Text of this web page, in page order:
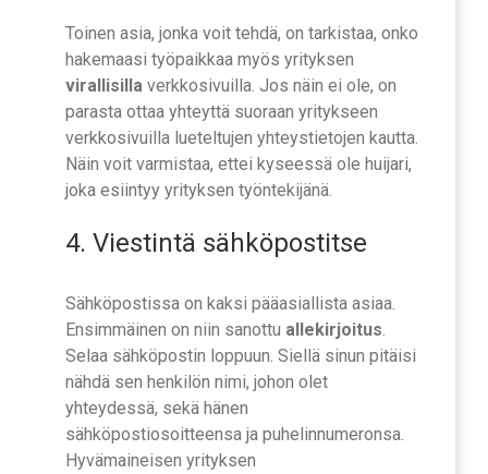
Toinen asia, jonka voit tehdä, on tarkistaa, onko
hakemaasi työpaikkaa myös yrityksen
virallisilla verkkosivuilla. Jos näin ei ole, on
parasta ottaa yhteyttä suoraan yritykseen
verkkosivuilla lueteltujen yhteystietojen kautta.
Näin voit varmistaa, ettei kyseessä ole huijari,
joka esiintyy yrityksen työntekijänä.
4. Viestintä sähköpostitse
Sähköpostissa on kaksi pääasiallista asiaa.
Ensimmäinen on niin sanottu allekirjoitus
Selaa sähköpostin loppuun. Siellä sinun pitäisi
nähdä sen henkilön nimi, johon olet
yhteydessä, sekä hänen
sähköpostiosoitteensa ja puhelinnumeronsa.
Hyvämaineisen yrityksen